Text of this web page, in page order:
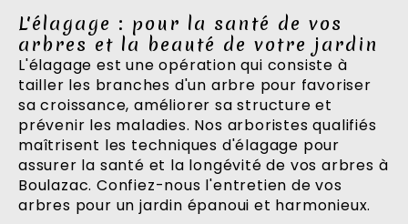
L'élagage : pour la santé de vos
arbres et la beauté de votre jardin
L'élagage est une opération qui consiste à
tailler les branches d'un arbre pour favoriser
sa croissance, améliorer sa structure et
prévenir les maladies. Nos arboristes qualifiés
maîtrisent les techniques d'élagage pour
assurer la santé et la longévité de vos arbres à
Boulazac. Confiez-nous l'entretien de vos
arbres pour un jardin épanoui et harmonieux.